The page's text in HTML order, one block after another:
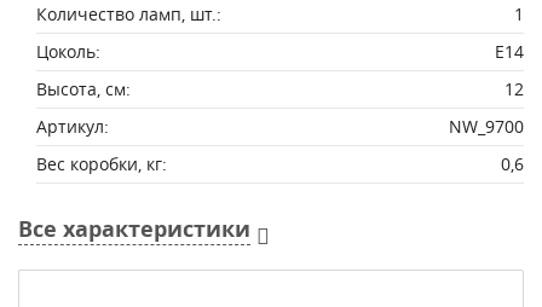
Количество ламп, шт.:
1
Цоколь:
E14
Высота, см:
12
Артикул:
NW_9700
Вес коробки, кг:
0,6
Все характеристики